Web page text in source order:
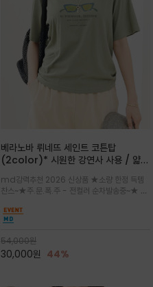
베라노바 뤼네뜨 세인트 코튼탑
(2color)* 시원한 강연사 사용 / 얇고
피부에 잘 달라붙지 않아 통기성이 탁월
md강력추천 2026 신상품 ★소량 한정 득템
찬스~★주.문.폭.주 - 전컬러 순차발송중~★ 감
라인과 여유 있는 스탠다드 핏으로 부담 없이 착
용/과하지 않은 프린트 디테일이 룩에 세련된 위
트를 더해 데일리 룩에 포인트
54,000원
30,000원 44%